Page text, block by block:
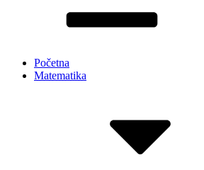
Početna
Matematika